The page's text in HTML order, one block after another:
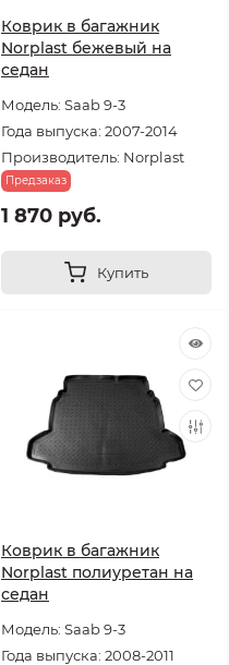
Коврик в багажник
Norplast бежевый на
седан
Модель: Saab 9-3
Года выпуска: 2007-2014
Производитель: Norplast
Предзаказ
1 870 руб.
Купить
Коврик в багажник
Norplast полиуретан на
седан
Модель: Saab 9-3
Года выпуска: 2008-2011